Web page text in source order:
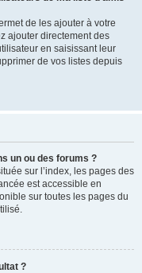
de les ajouter à votre
ajouter directement des
en saisissant leur
de vos listes depuis
un ou des forums ?
sur l’index, les pages des
est accessible en
sur toutes les pages du
?